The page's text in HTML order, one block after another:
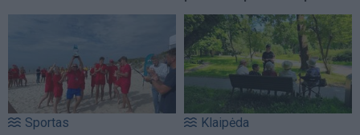
Sportas Klaipėda